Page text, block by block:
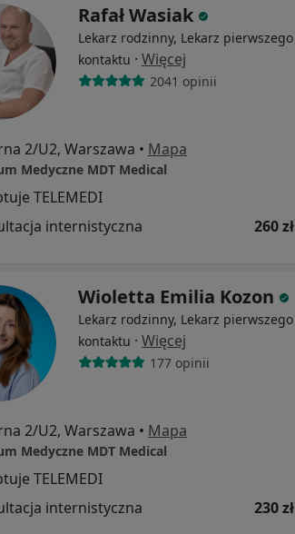
Rafał Wasiak
Lekarz rodzinny, Lekarz pierwszego
kontaktu · Więcej
2041 opinii
2/U2, Warszawa • Mapa
Medyczne MDT Medical
TELEMEDI
internistyczna
260 zł
Wioletta Emilia Kozon
Lekarz rodzinny, Lekarz pierwszego
kontaktu · Więcej
177 opinii
2/U2, Warszawa • Mapa
Medyczne MDT Medical
TELEMEDI
internistyczna
230 zł